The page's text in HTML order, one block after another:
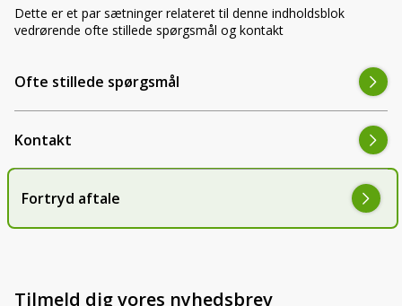
Dette er et par sætninger relateret til denne indholdsblok
vedrørende ofte stillede spørgsmål og kontakt
Ofte stillede spørgsmål
Kontakt
Fortryd aftale
Tilmeld dig vores nyhedsbrev